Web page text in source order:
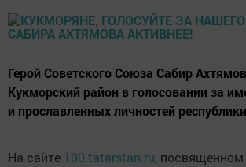
Герой Советского Союза Сабир
Кукморский район в голосовании за
и прославленных личностей
На сайте 100.tatarstan.ru,